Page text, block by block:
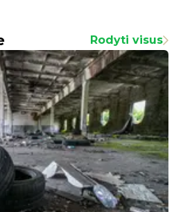
Rodyti visus